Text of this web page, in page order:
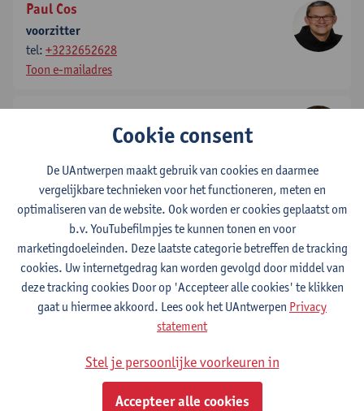
Paul Cos
voorzitter
tel: +3232652628
Toon e-mailadres
Adrian Covaci
effectief stemgerechtigd lid
+3232655440
Toon e-mailadres
Surbhi Malhotra
effectief stemgerechtigd lid
tel:
+3232652752
Toon e-mailadres
effectief stemgerechtigd lid
+3232654312
Cookie consent
De UAntwerpen maakt gebruik van cookies en daarmee
vergelijkbare technieken voor het functioneren, meten en
optimaliseren van de website. Ook worden er cookies geplaatst om
b.v. YouTubefilmpjes te kunnen tonen en voor
marketingdoeleinden. Deze laatste categorie betreffen de tracking
cookies. Uw internetgedrag kan worden gevolgd door middel van
deze tracking cookies Door op 'Accepteer alle cookies' te klikken
gaat u hiermee akkoord. Lees ook het UAntwerpen Privacy
statement
Stel je persoonlijke voorkeuren in
Accepteer alle cookies